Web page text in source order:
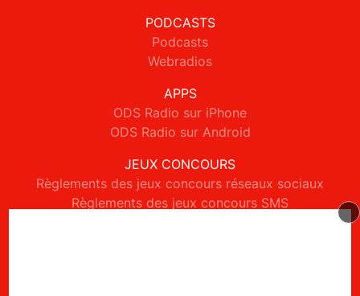
PODCASTS
Podcasts
Webradios
APPS
ODS Radio sur iPhone
ODS Radio sur Android
JEUX CONCOURS
Règlements des jeux concours réseaux sociaux
Règlements des jeux concours SMS